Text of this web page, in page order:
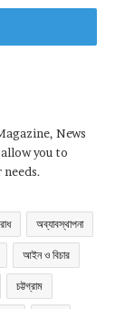
News
you to
অব্যাবস্থাপনা
আইন ও বিচার
চট্টগ্রাম